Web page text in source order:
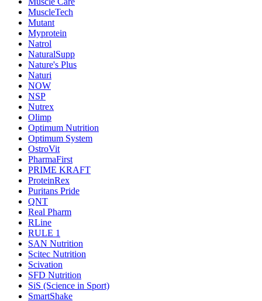
MuscleTech
Mutant
Myprotein
Natrol
NaturalSupp
Nature's Plus
Naturi
NOW
NSP
Nutrex
Olimp
Optimum Nutrition
Optimum System
OstroVit
PharmaFirst
PRIME KRAFT
ProteinRex
Puritans Pride
QNT
Real Pharm
RLine
RULE 1
SAN Nutrition
Scitec Nutrition
Scivation
SFD Nutrition
SiS (Science in Sport)
SmartShake